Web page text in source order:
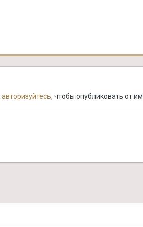
авторизуйтесь, чтобы опубликовать от